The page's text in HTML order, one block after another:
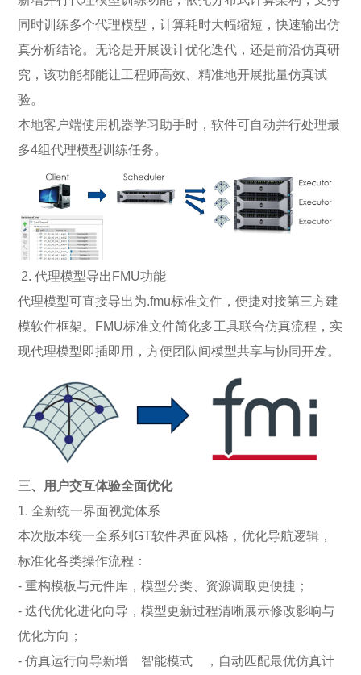
同时训练多个代理模型，计算耗时大幅缩短，快速输出仿
真分析结论。无论是开展设计优化迭代，还是前沿仿真研
究，该功能都能让工程师高效、精准地开展批量仿真试
验。
本地客户端使用机器学习助手时，软件可自动并行处理最
多4组代理模型训练任务。
2. 代理模型导出FMU功能
代理模型可直接导出为.fmu标准文件，便捷对接第三方建
模软件框架。FMU标准文件简化多工具联合仿真流程，实
现代理模型即插即用，方便团队间模型共享与协同开发。
三、用户交互体验全面优化
1. 全新统一界面视觉体系
本次版本统一全系列GT软件界面风格，优化导航逻辑，
标准化各类操作流程：
- 重构模板与元件库，模型分类、资源调取更便捷；
- 迭代优化进化向导，模型更新过程清晰展示修改影响与
优化方向；
- 仿真运行向导新增 智能模式 ，自动匹配最优仿真计